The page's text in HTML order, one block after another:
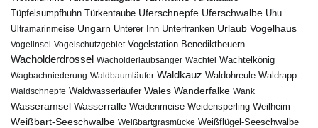
Tüpfelsumpfhuhn Türkentaube Uferschnepfe Uferschwalbe Uhu
Ultramarinmeise Ungarn Unterer Inn Unterfranken Urlaub Vogelhaus
Vogelinsel Vogelschutzgebiet Vogelstation Benediktbeuern
Wacholderdrossel Wacholderlaubsänger Wachtel Wachtelkönig
Wagbachniederung Waldbaumläufer Waldkauz Waldohreule Waldrapp
Waldschnepfe Waldwasserläufer Wales Wanderfalke Wank
Wasseramsel Wasserralle Weidenmeise Weidensperling Weilheim
Weißbart-Seeschwalbe Weißbartgrasmücke Weißflügel-Seeschwalbe